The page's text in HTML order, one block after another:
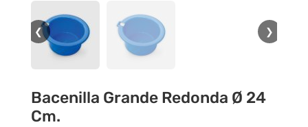
❮ ❯
Bacenilla Grande Redonda Ø 24
Cm.